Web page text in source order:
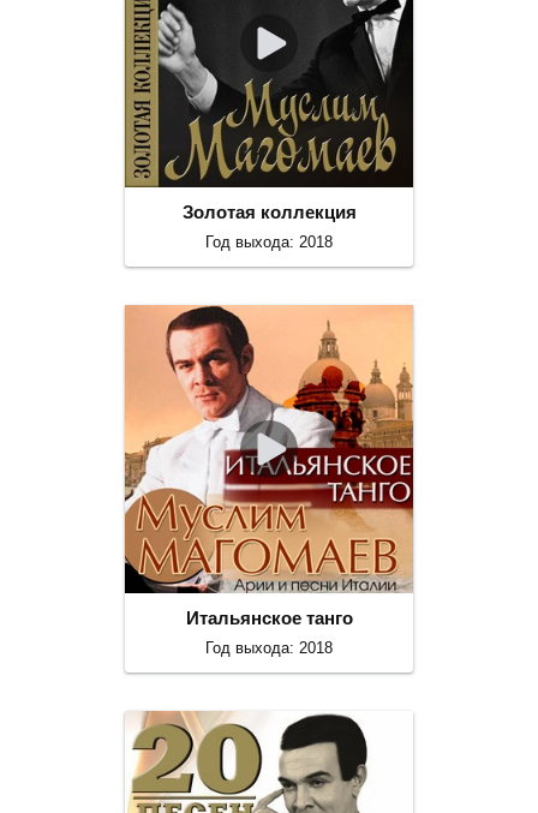
Золотая коллекция
Год выхода: 2018
Итальянское танго
Год выхода: 2018